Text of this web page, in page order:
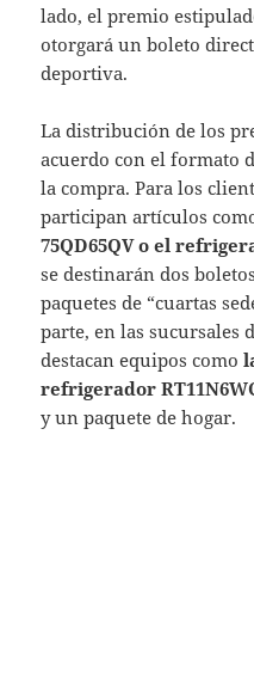
lado, el premio
otorgará un boleto
deportiva.
La distribución de los
acuerdo con el formato
la compra. Para los
participan artículos
75QD65QV o el
se destinarán dos
paquetes de “cuartas
parte, en las sucursales
destacan equipos como
refrigerador
y un paquete de hogar.